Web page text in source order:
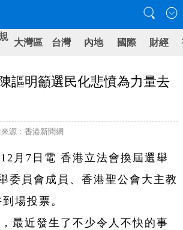
大灣區 台灣 內地 國際 財經
謳明籲選民化悲憤為力量去
源：香港新聞網
月7日電 香港立法會換屆選舉
委員會成員、香港聖公會大主教
場投票。
最近發生了不少令人不快的事